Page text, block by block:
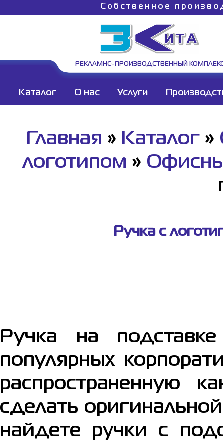
Собственное
РЕКЛАМНО-ПРОИЗВОДСТВЕННЫЙ
Каталог О нас Услуги
Главная » Каталог»
логотипом »
Ручка с
Ручка на
популярных
распространенную
сделать
найдете ручки с